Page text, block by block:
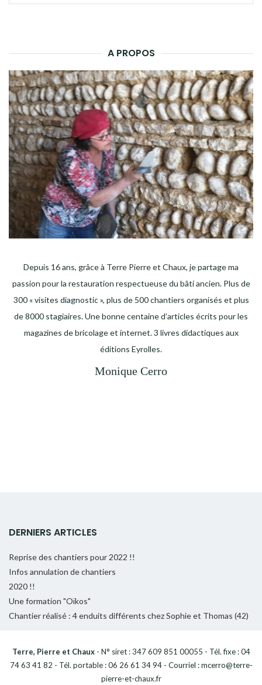
A PROPOS
Depuis 16 ans, grâce à Terre Pierre et Chaux, je partage ma
passion pour la restauration respectueuse du bâti ancien. Plus de
300 « visites diagnostic », plus de 500 chantiers organisés et plus
de 8000 stagiaires. Une bonne centaine d’articles écrits pour les
magazines de bricolage et internet. 3 livres didactiques aux
éditions Eyrolles.
Monique Cerro
DERNIERS ARTICLES
Reprise des chantiers pour 2022 !!
Infos annulation de chantiers
2020 !!
Une formation "Oïkos"
Chantier réalisé : 4 enduits différents chez Sophie et Thomas (42)
Terre, Pierre et Chaux- N° siret : 347 609 851 00055 - Tél. fixe : 04
74 63 41 82 - Tél. portable : 06 26 61 34 94 - Courriel : mcerro@terre-
pierre-et-chaux.fr